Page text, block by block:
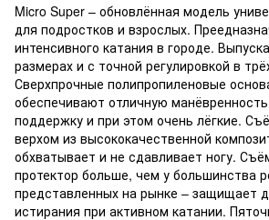
Micro Super – обновлённая модель
для подростков и взрослых.
интенсивного катания в городе.
размерах и с точной регулировкой в
Сверхпрочные полипропиленовые
обеспечивают отличную
поддержку и при этом очень лёгкие.
верхом из высококачественной
обхватывает и не сдавливает ногу.
протектор больше, чем у большинства
представленных на рынке – защищает
истирания при активном катании.